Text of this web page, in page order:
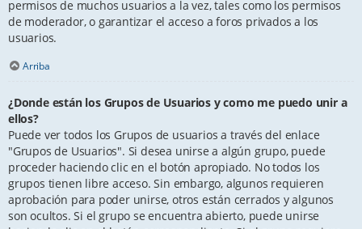
permisos de muchos usuarios a la vez, tales como los permisos
de moderador, o garantizar el acceso a foros privados a los
usuarios.
Arriba
¿Donde están los Grupos de Usuarios y como me puedo unir a
ellos?
Puede ver todos los Grupos de usuarios a través del enlace
"Grupos de Usuarios". Si desea unirse a algún grupo, puede
proceder haciendo clic en el botón apropiado. No todos los
grupos tienen libre acceso. Sin embargo, algunos requieren
aprobación para poder unirse, otros están cerrados y algunos
son ocultos. Si el grupo se encuentra abierto, puede unirse